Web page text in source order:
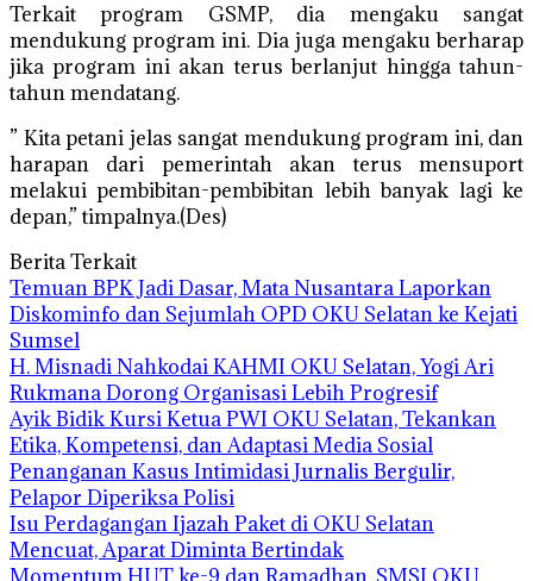
Terkait program GSMP, dia mengaku sangat
mendukung program ini. Dia juga mengaku berharap
jika program ini akan terus berlanjut hingga tahun-
tahun mendatang.
” Kita petani jelas sangat mendukung program ini, dan
harapan dari pemerintah akan terus mensuport
melakui pembibitan-pembibitan lebih banyak lagi ke
depan,” timpalnya.(Des)
Berita Terkait
Temuan BPK Jadi Dasar, Mata Nusantara Laporkan
Diskominfo dan Sejumlah OPD OKU Selatan ke Kejati
Sumsel
H. Misnadi Nahkodai KAHMI OKU Selatan, Yogi Ari
Rukmana Dorong Organisasi Lebih Progresif
Ayik Bidik Kursi Ketua PWI OKU Selatan, Tekankan
Etika, Kompetensi, dan Adaptasi Media Sosial
Penanganan Kasus Intimidasi Jurnalis Bergulir,
Pelapor Diperiksa Polisi
Isu Perdagangan Ijazah Paket di OKU Selatan
Mencuat, Aparat Diminta Bertindak